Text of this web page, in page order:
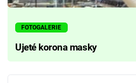
FOTOGALERIE
Ujeté korona masky